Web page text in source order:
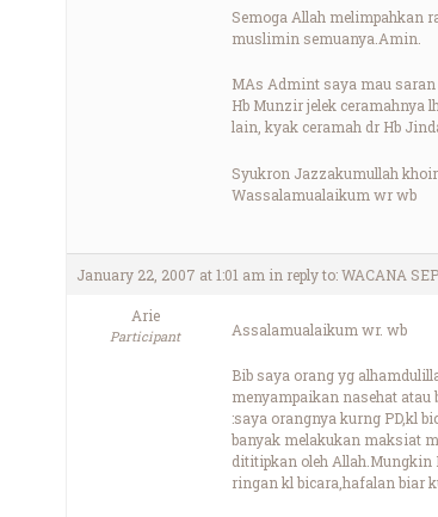
Semoga Allah melimpahkan
muslimin semuanya.Amin.
MAs Admint saya mau
Hb Munzir jelek ceramahnya
lain, kyak ceramah dr Hb
Syukron Jazzakumullah
Wassalamualaikum wr wb
January 22, 2007 at 1:01 am in reply to:WACANA
Arie
Participant Assalamualaikum wr. wb
Bib saya orang yg
menyampaikan nasehat atau
:saya orangnya kurng PD,kl
banyak melakukan maksiat
dititipkan oleh Allah.Mungkin
ringan kl bicara,hafalan biar